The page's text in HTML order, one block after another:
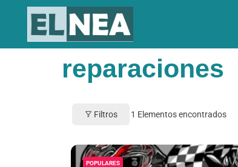
reparaciones
Filtros 1 Elementos encontrados
POPULARES